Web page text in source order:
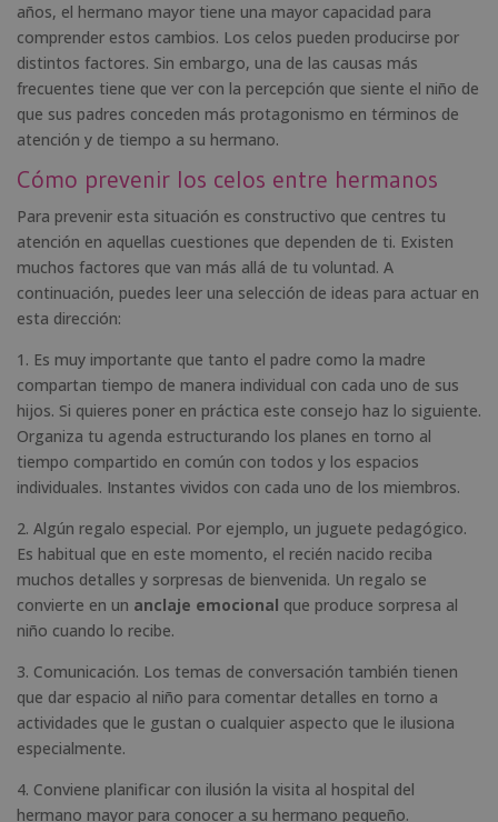
años, el hermano mayor tiene una mayor capacidad para
comprender estos cambios. Los celos pueden producirse por
distintos factores. Sin embargo, una de las causas más
frecuentes tiene que ver con la percepción que siente el niño de
que sus padres conceden más protagonismo en términos de
atención y de tiempo a su hermano.
Cómo prevenir los celos entre hermanos
Para prevenir esta situación es constructivo que centres tu
atención en aquellas cuestiones que dependen de ti. Existen
muchos factores que van más allá de tu voluntad. A
continuación, puedes leer una selección de ideas para actuar en
esta dirección:
1. Es muy importante que tanto el padre como la madre
compartan tiempo de manera individual con cada uno de sus
hijos. Si quieres poner en práctica este consejo haz lo siguiente.
Organiza tu agenda estructurando los planes en torno al
tiempo compartido en común con todos y los espacios
individuales. Instantes vividos con cada uno de los miembros.
2. Algún regalo especial. Por ejemplo, un juguete pedagógico.
Es habitual que en este momento, el recién nacido reciba
muchos detalles y sorpresas de bienvenida. Un regalo se
convierte en un anclaje emocional que produce sorpresa al
niño cuando lo recibe.
3. Comunicación. Los temas de conversación también tienen
que dar espacio al niño para comentar detalles en torno a
actividades que le gustan o cualquier aspecto que le ilusiona
especialmente.
4. Conviene planificar con ilusión la visita al hospital del
hermano mayor para conocer a su hermano pequeño.